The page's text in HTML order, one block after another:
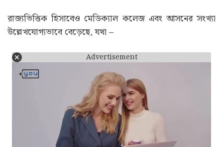
রাজ্যভিত্তিক হিসাবেও মেডিক্যাল কলেজ এবং আসনের সংখ্যা
উল্লেখযোগ্যভাবে বেড়েছে, যথা –
Advertisement